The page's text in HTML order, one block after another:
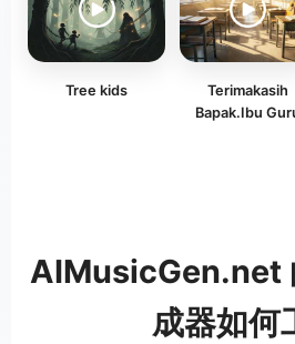
Tree kids
Terimakasih
Bapak.Ibu
AIMusicGen.net
成器如何